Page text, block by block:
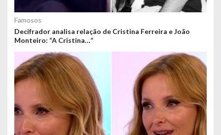
Famosos
Decifrador analisa relação de Cristina Ferreira e João
Monteiro: “A Cristina…”